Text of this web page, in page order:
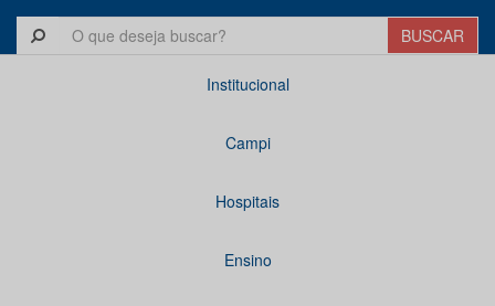
Institucional
Campi
Hospitais
Ensino